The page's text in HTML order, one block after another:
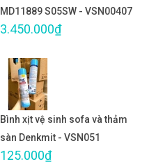
MD11889 S05SW - VSN00407
3.450.000₫
Bình xịt vệ sinh sofa và thảm
sàn Denkmit - VSN051
125.000₫